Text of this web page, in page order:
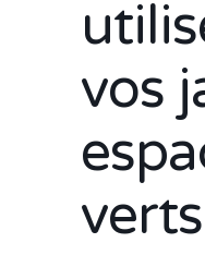
vos